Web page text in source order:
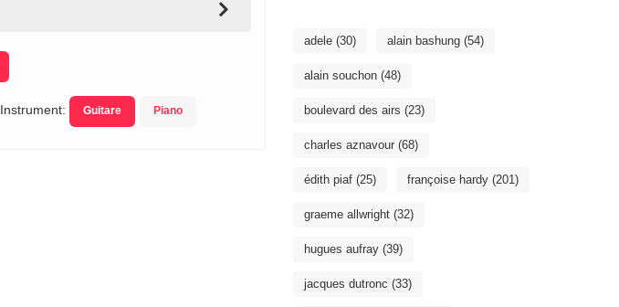
Instrument: Guitare Piano
adele (30) alain bashung (54)
alain souchon (48)
boulevard des airs (23)
charles aznavour (68)
édith piaf (25) françoise hardy (201)
graeme allwright (32)
hugues aufray (39)
jacques dutronc (33)